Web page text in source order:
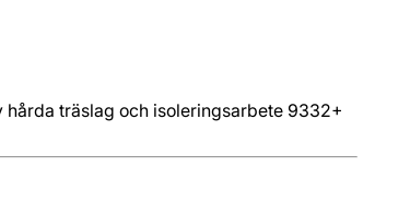
träslag och isoleringsarbete 9332+